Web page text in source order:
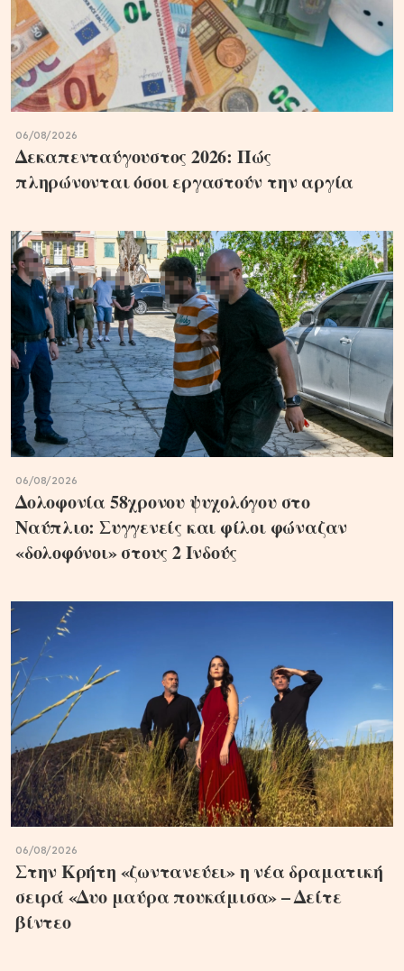
06/08/2026
Δεκαπενταύγουστος 2026: Πώς
πληρώνονται όσοι εργαστούν την αργία
06/08/2026
Δολοφονία 58χρονου ψυχολόγου στο
Ναύπλιο: Συγγενείς και φίλοι φώναζαν
«δολοφόνοι» στους 2 Ινδούς
06/08/2026
Στην Κρήτη «ζωντανεύει» η νέα δραματική
σειρά «Δυο μαύρα πουκάμισα» – Δείτε
βίντεο